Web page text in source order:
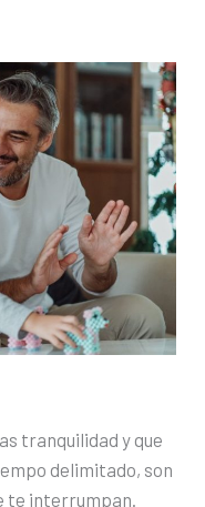
tranquilidad y que
delimitado, son
te interrumpan.